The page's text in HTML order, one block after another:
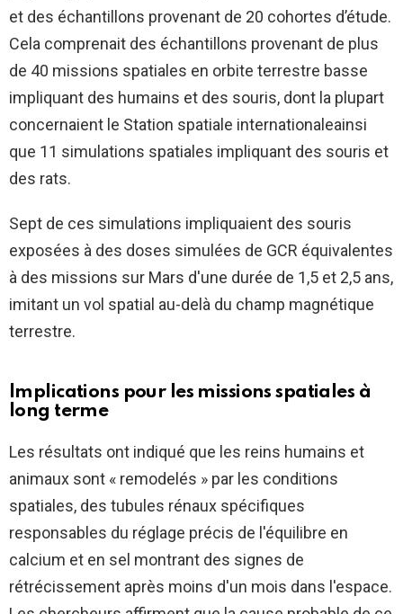
et des échantillons provenant de 20 cohortes d’étude.
Cela comprenait des échantillons provenant de plus
de 40 missions spatiales en orbite terrestre basse
impliquant des humains et des souris, dont la plupart
concernaient le Station spatiale internationaleainsi
que 11 simulations spatiales impliquant des souris et
des rats.
Sept de ces simulations impliquaient des souris
exposées à des doses simulées de GCR équivalentes
à des missions sur Mars d'une durée de 1,5 et 2,5 ans,
imitant un vol spatial au-delà du champ magnétique
terrestre.
Implications pour les missions spatiales à
long terme
Les résultats ont indiqué que les reins humains et
animaux sont « remodelés » par les conditions
spatiales, des tubules rénaux spécifiques
responsables du réglage précis de l'équilibre en
calcium et en sel montrant des signes de
rétrécissement après moins d'un mois dans l'espace.